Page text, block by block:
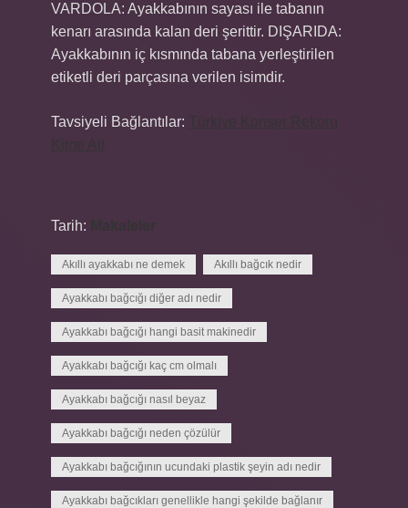
VARDOLA: Ayakkabının sayası ile tabanın
kenarı arasında kalan deri şerittir. DIŞARIDA:
Ayakkabının iç kısmında tabana yerleştirilen
etiketli deri parçasına verilen isimdir.
Tavsiyeli Bağlantılar:
Tarih:
Akıllı ayakkabı ne demek Akıllı bağcık nedir
Ayakkabı bağcığı diğer adı nedir
Ayakkabı bağcığı hangi basit makinedir
Ayakkabı bağcığı kaç cm olmalı
Ayakkabı bağcığı nasıl beyaz
Ayakkabı bağcığı neden çözülür
Ayakkabı bağcığının ucundaki plastik şeyin adı nedir
Ayakkabı bağcıkları genellikle hangi şekilde bağlanır